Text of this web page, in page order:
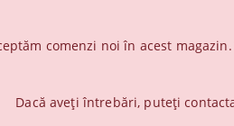
comenzi noi în acest
Dacă aveți întrebări, puteți